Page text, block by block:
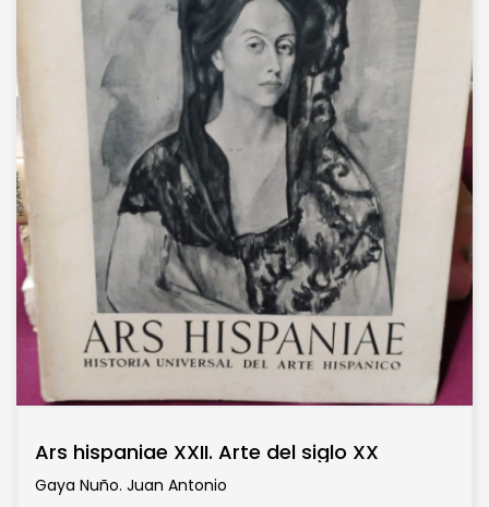
Ars hispaniae XXII. Arte del siglo XX
Gaya Nuño. Juan Antonio